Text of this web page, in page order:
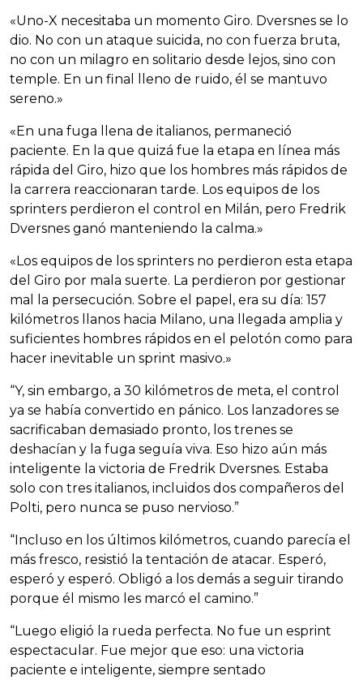
«Uno-X necesitaba un momento Giro. Dversnes se lo
dio. No con un ataque suicida, no con fuerza bruta,
no con un milagro en solitario desde lejos, sino con
temple. En un final lleno de ruido, él se mantuvo
sereno.»
«En una fuga llena de italianos, permaneció
paciente. En la que quizá fue la etapa en línea más
rápida del Giro, hizo que los hombres más rápidos de
la carrera reaccionaran tarde. Los equipos de los
sprinters perdieron el control en Milán, pero Fredrik
Dversnes ganó manteniendo la calma.»
«Los equipos de los sprinters no perdieron esta etapa
del Giro por mala suerte. La perdieron por gestionar
mal la persecución. Sobre el papel, era su día: 157
kilómetros llanos hacia Milano, una llegada amplia y
suficientes hombres rápidos en el pelotón como para
hacer inevitable un sprint masivo.»
“Y, sin embargo, a 30 kilómetros de meta, el control
ya se había convertido en pánico. Los lanzadores se
sacrificaban demasiado pronto, los trenes se
deshacían y la fuga seguía viva. Eso hizo aún más
inteligente la victoria de Fredrik Dversnes. Estaba
solo con tres italianos, incluidos dos compañeros del
Polti, pero nunca se puso nervioso.”
“Incluso en los últimos kilómetros, cuando parecía el
más fresco, resistió la tentación de atacar. Esperó,
esperó y esperó. Obligó a los demás a seguir tirando
porque él mismo les marcó el camino.”
“Luego eligió la rueda perfecta. No fue un esprint
espectacular. Fue mejor que eso: una victoria
paciente e inteligente, siempre sentado